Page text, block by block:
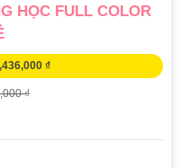
HỌC FULL COLOR
₫
₫